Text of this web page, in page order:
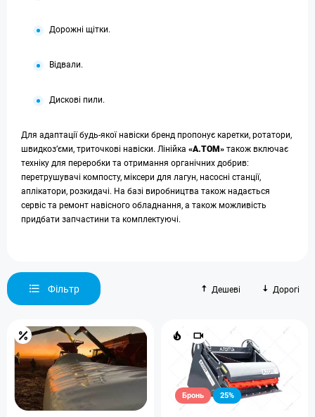
Дорожні щітки.
Відвали.
Дискові пили.
Для адаптації будь-якої навіски бренд пропонує каретки, ротатори,
швидкоз’єми, триточкові навіски. Лінійка «А.ТОМ» також включає
техніку для переробки та отримання органічних добрив:
перетрушувачі компосту, міксери для лагун, насосні станції,
аплікатори, розкидачі. На базі виробництва також надається
сервіс та ремонт навісного обладнання, а також можливість
придбати запчастини та комплектуючі.
Фільтр Дешеві Дорогі
Бронь 25%